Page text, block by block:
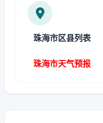
珠海市区县列表
珠海市天气预报